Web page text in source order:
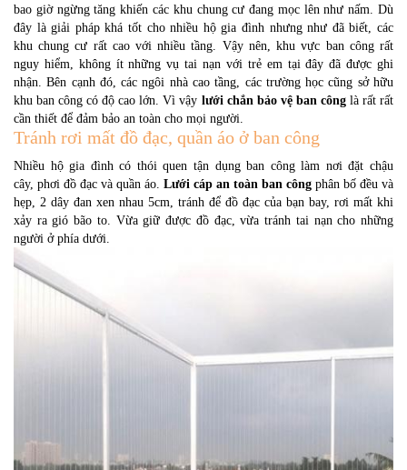
bao giờ ngừng tăng khiến các khu chung cư đang mọc lên như nấm. Dù
đây là giải pháp khá tốt cho nhiều hộ gia đình nhưng như đã biết, các
khu chung cư rất cao với nhiều tầng. Vậy nên, khu vực ban công rất
nguy hiểm, không ít những vụ tai nạn với trẻ em tại đây đã được ghi
nhận. Bên cạnh đó, các ngôi nhà cao tầng, các trường học cũng sở hữu
khu ban công có độ cao lớn. Vì vậy lưới chắn bảo vệ ban cônglà rất rất
cần thiết để đảm bảo an toàn cho mọi người.
Tránh rơi mất đồ đạc, quần áo ở ban công
Nhiều hộ gia đình có thói quen tận dụng ban công làm nơi đặt chậu
cây, phơi đồ đạc và quần áo. Lưới cáp an toàn ban công phân bố đều và
hẹp, 2 dây đan xen nhau 5cm, tránh để đồ đạc của bạn bay, rơi mất khi
xảy ra gió bão to. Vừa giữ được đồ đạc, vừa tránh tai nạn cho những
người ở phía dưới.